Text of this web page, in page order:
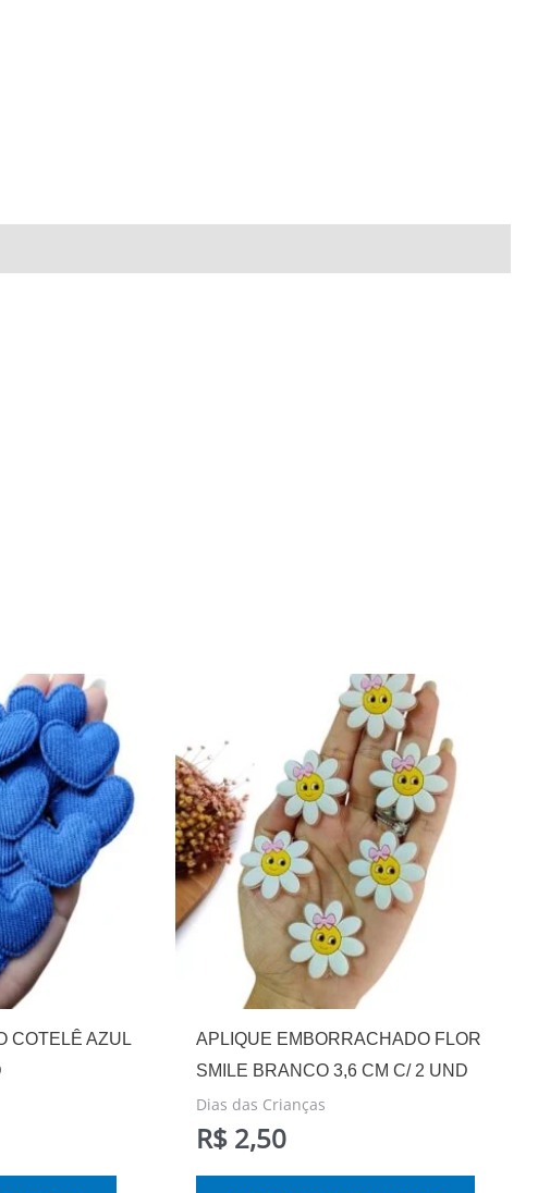
COTELÊ AZUL
APLIQUE EMBORRACHADO FLOR
SMILE BRANCO 3,6 CM C/ 2 UND
Dias das Crianças
R$2,50